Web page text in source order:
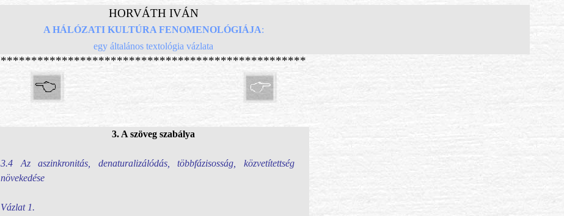
HORVÁTH IVÁN
A HÁLÓZATI KULTÚRA FENOMENOLÓGIÁJA:
egy általános textológia vázlata
**************************************************
3. A szöveg szabálya
3.4 Az aszinkronitás, denaturalizálódás, többfázisosság, közvetítettség
növekedése
Vázlat 1.